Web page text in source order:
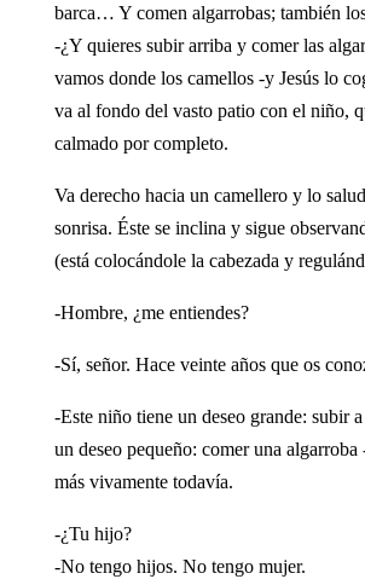
barca… Y comen algarrobas; también
-¿Y quieres subir arriba y comer las
vamos donde los camellos -y Jesús lo
va al fondo del vasto patio con el niño,
calmado por completo.
Va derecho hacia un camellero y lo
sonrisa. Éste se inclina y sigue
(está colocándole la cabezada y
-Hombre, ¿me entiendes?
-Sí, señor. Hace veinte años que os
-Este niño tiene un deseo grande: subir
un deseo pequeño: comer una algarroba
más vivamente todavía.
-¿Tu hijo?
-No tengo hijos. No tengo mujer.